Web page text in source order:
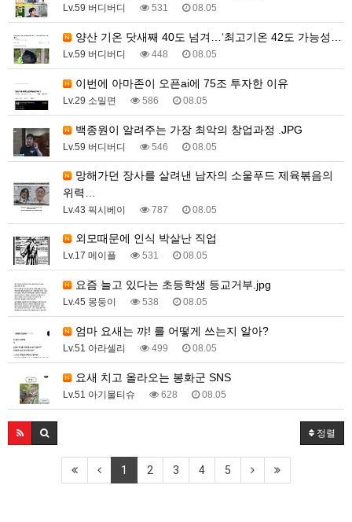
Lv.59 버디버디 531 08.05
양산 기온 닷새째 40도 넘겨…‘최고기온 42도 가능성…
Lv.59 버디버디 448 08.05
이번에 아마존이 오픈ai에 75조 투자한 이유
Lv.29 소밀면 586 08.05
백종원이 알려주는 가장 최악의 창업과정 .JPG
Lv.59 버디버디 546 08.05
위력…
Lv.43 픽시베이 787 08.05
외모때문에 인식 박살난 직업
Lv.17 메이플 531 08.05
요즘 늘고 있다는 초등학생 등교거부.jpg
Lv.45 몽둥이 538 08.05
엄마 요새는 꺄! 를 어떻게 쓰는지 알아?
Lv.51 아라셀리 499 08.05
요새 치고 올라오는 봉화군 SNS
Lv.51 아기물티슈 628 08.05
정렬
1 2 3 4 5